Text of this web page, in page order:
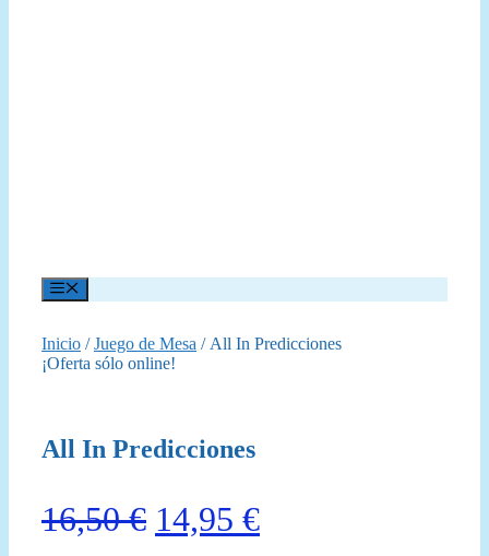
Menú
Inicio /Juego de Mesa / All In Predicciones
¡Oferta sólo online!
All In Predicciones
16,50€ El
14,95 €El